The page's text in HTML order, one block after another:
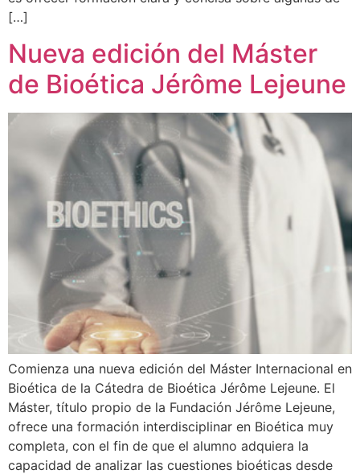
[…]
Nueva edición del Máster
de Bioética Jérôme Lejeune
Comienza una nueva edición del Máster Internacional en
Bioética de la Cátedra de Bioética Jérôme Lejeune. El
Máster, título propio de la Fundación Jérôme Lejeune,
ofrece una formación interdisciplinar en Bioética muy
completa, con el fin de que el alumno adquiera la
capacidad de analizar las cuestiones bioéticas desde